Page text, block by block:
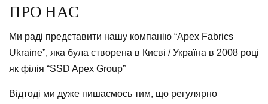
ПРО НАС
Ми раді представити нашу компанію “Apex Fabrics
Ukraine”, яка була створена в Києві / Україна в 2008 році
як філія “SSD Apex Group”
Відтоді ми дуже пишаємось тим, що регулярно